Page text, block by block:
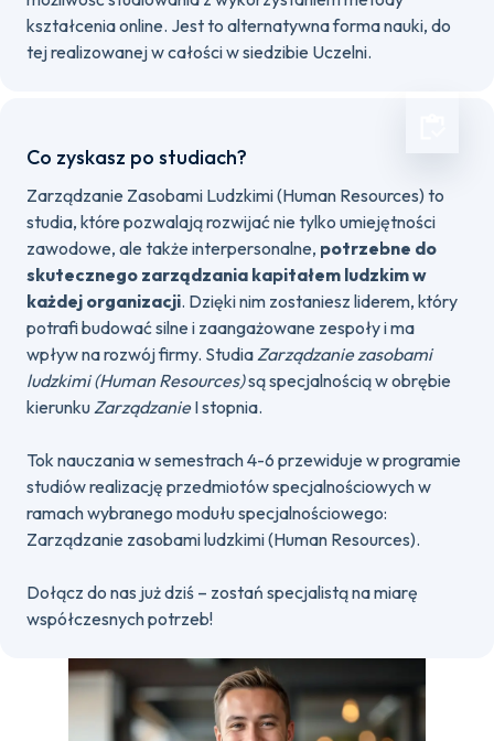
kształcenia online. Jest to alternatywna forma nauki, do
tej realizowanej w całości w siedzibie Uczelni.
Co zyskasz po studiach?
Zarządzanie Zasobami Ludzkimi (Human Resources) to
studia, które pozwalają rozwijać nie tylko umiejętności
zawodowe, ale także interpersonalne, potrzebne do
skutecznego zarządzania kapitałem ludzkim w
każdej organizacji. Dzięki nim zostaniesz liderem, który
potrafi budować silne i zaangażowane zespoły i ma
wpływ na rozwój firmy. StudiaZarządzanie zasobami
ludzkimi (Human Resources)są specjalnością w obrębie
kierunkuZarządzanieI stopnia.
Tok nauczania w semestrach 4-6 przewiduje w programie
studiów realizację przedmiotów specjalnościowych w
ramach wybranego modułu specjalnościowego:
Zarządzanie zasobami ludzkimi (Human Resources).
Dołącz do nas już dziś – zostań specjalistą na miarę
współczesnych potrzeb!